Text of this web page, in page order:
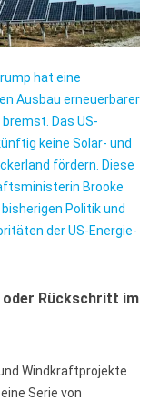
hat eine
Ausbau erneuerbarer
Das US-
keine Solar- und
fördern. Diese
Brooke
Politik und
der US-Energie-
Rückschritt im
Windkraftprojekte
Serie von